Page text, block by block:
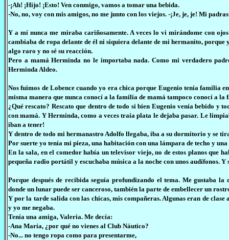
-¡Ah! ¡Hijo! ¡Esto! Ven conmigo, vamos a tomar una bebida.
-No, no, voy con mis amigos, no me junto con los viejos. -¡Je, je, je! Mi
Y a mí nunca me miraba cariñosamente. A veces lo vi mirándome con
cambiaba de ropa delante de él ni siquiera delante de mi hermanito,
algo raro y no sé su reacción.
Pero a mamá Herminda no le importaba nada. Como mi verdadero
Herminda Aldeo.
Nos fuimos de Lobence cuando yo era chica porque Eugenio tenía familia
misma manera que nunca conocí a la familia de mamá tampoco conocí a la
¿Qué rescato? Rescato que dentro de todo si bien Eugenio venía bebido y
con mamá. Y Herminda, como a veces traía plata le dejaba pasar. Le
iban a tener!
Y dentro de todo mi hermanastro Adolfo llegaba, iba a su dormitorio y se
Por suerte yo tenía mi pieza, una habitación con una lámpara de techo y
En la sala, en el comedor había un televisor viejo, no de estos planos que
pequeña radio portátil y escuchaba música a la noche con unos audífonos.
Porque después de recibida seguía profundizando el tema. Me gustaba
donde un lunar puede ser canceroso, también la parte de embellecer un
Y por la tarde salida con las chicas, mis compañeras. Algunas eran de
y yo me negaba.
Tenía una amiga, Valeria. Me decía:
-Ana María, ¿por qué no vienes al Club Náutico?
-No... no tengo ropa como para presentarme,